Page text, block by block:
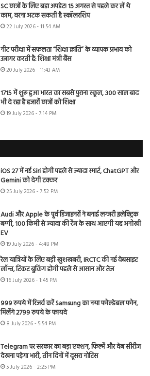
SC छात्रों के लिए बड़ा अपडेट! 15 अगस्त से पहले कर लें ये
काम, वरना अटक सकती है स्कॉलरशिप
22 July 2026 - 11:54 AM
नीट परीक्षा में सफलता “शिक्षा क्रांति” के व्यापक प्रभाव को
उजागर करती है: शिक्षा मंत्री बैंस
20 July 2026 - 11:43 AM
1715 में शुरू हुआ भारत का सबसे पुराना स्कूल, 300 साल बाद
भी दे रहा है हजारों छात्रों को शिक्षा
19 July 2026 - 7:14 PM
iOS 27 में नई Siri होगी पहले से ज्यादा स्मार्ट, ChatGPT और
Gemini को देगी टक्कर
25 July 2026 - 7:52 PM
Audi और Apple के पूर्व डिजाइनरों ने बनाई लग्जरी इलेक्ट्रिक
बग्गी, 100 किमी से ज्यादा की रेंज के साथ आएगी यह अनोखी
EV
19 July 2026 - 4:48 PM
रेल यात्रियों के लिए बड़ी खुशखबरी, IRCTC की नई वेबसाइट
लॉन्च, टिकट बुकिंग होगी पहले से आसान और तेज
16 July 2026 - 1:45 PM
999 रुपये में रिजर्व करें Samsung का नया फोल्डेबल फोन,
मिलेंगे 2799 रुपये के फायदे
8 July 2026 - 5:54 PM
Telegram पर सरकार का बड़ा एक्शन, फिल्में और वेब सीरीज
देखना पड़ेगा भारी, तीन दिनों में दूसरा नोटिस
5 July 2026 - 2:25 PM